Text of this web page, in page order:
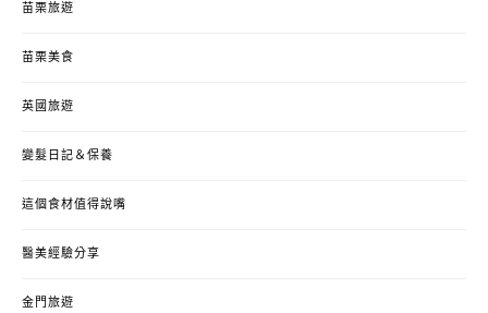
苗栗旅遊
苗栗美食
英國旅遊
變髮日記＆保養
這個食材值得說嘴
醫美經驗分享
金門旅遊